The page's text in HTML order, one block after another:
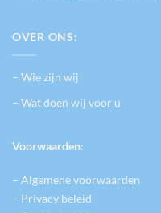
OVER ONS:
– Wie zijn wij
– Wat doen wij voor u
Voorwaarden:
– Algemene voorwaarden
– Privacy beleid